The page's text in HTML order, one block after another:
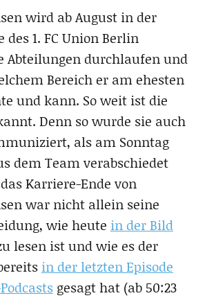
wird ab August in der
des 1. FC Union Berlin
durchlaufen und
Bereich er am ehesten
und kann. So weit ist die
Denn so wurde sie auch
als am Sonntag
dem Team verabschiedet
Karriere-Ende von
war nicht allein seine
wie heute in der Bild
lesen ist und wie es der
in der letzten Episode
gesagt hat (ab 50:23